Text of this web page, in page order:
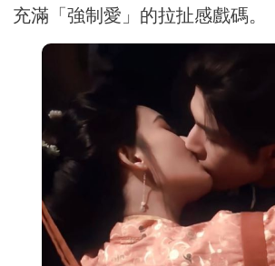
充滿「強制愛」的拉扯感戲碼。